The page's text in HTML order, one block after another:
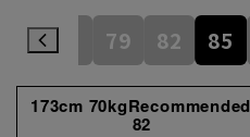
76 79 82 85
173cm 70kgRecommended
82